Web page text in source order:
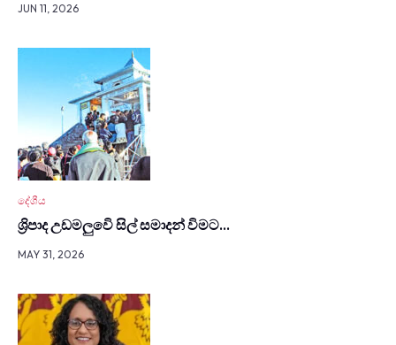
JUN 11, 2026
දේශීය
ශ්‍රිපාද උඩමලුවෙි සිල් සමාදන් විමට…
MAY 31, 2026